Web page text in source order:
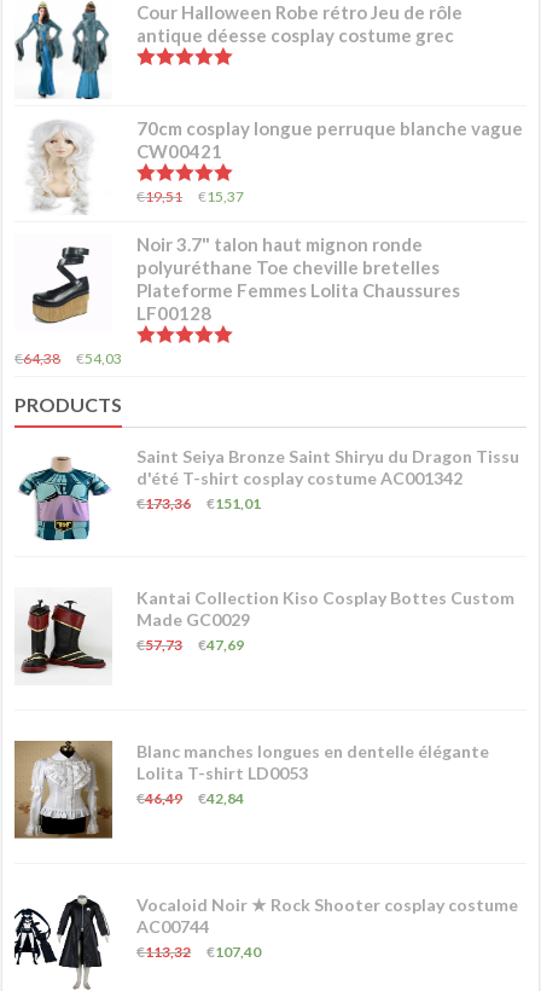
Cour Halloween Robe rétro Jeu de rôle
antique déesse cosplay costume grec
70cm cosplay longue perruque blanche vague
CW00421
5.00sur 5
€19,51 €15,37
Noir 3.7" talon haut mignon ronde
polyuréthane Toe cheville bretelles
Plateforme Femmes Lolita Chaussures
LF00128
€64,38 €54,03
PRODUCTS
Saint Seiya Bronze Saint Shiryu du Dragon Tissu
d'été T-shirt cosplay costume AC001342
€173,36 €151,01
Kantai Collection Kiso Cosplay Bottes Custom
Made GC0029
€57,73 €47,69
Blanc manches longues en dentelle élégante
Lolita T-shirt LD0053
€46,49 €42,84
Vocaloid Noir ★ Rock Shooter cosplay costume
AC00744
€113,32 €107,40